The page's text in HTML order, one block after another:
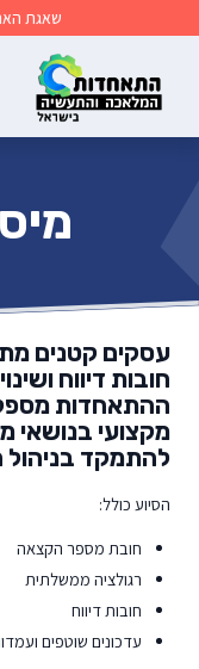
שאגת
עסקים קטנים
חובות דיווח
ההתאחדות
מקצועי בנושאי
להתמקד
הסיוע כולל:
חובת מספר הקצאה
רגולציה ממשלתית
חובות דיווח
עדכונים שוטפים